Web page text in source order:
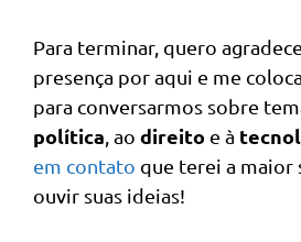
Para terminar, quero
presença por aqui e me
para conversarmos sobre
política , ao direito e à
em contato que terei a maior
ouvir suas ideias!